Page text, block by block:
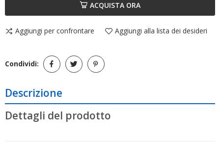
ACQUISTA ORA
Aggiungi per confrontare Aggiungi alla lista dei desideri
Condividi:
Descrizione
Dettagli del prodotto